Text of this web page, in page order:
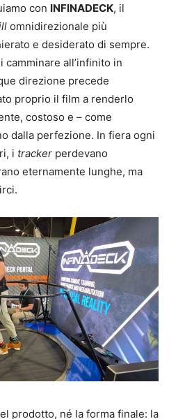
con INFINADECK, il
omnidirezionale più
e desiderato di sempre.
camminare all’infinito in
direzione precede
proprio il film a renderlo
costoso e – come
dalla perfezione. In fiera ogni
i tracker perdevano
eternamente lunghe, ma
prodotto, né la forma finale: la